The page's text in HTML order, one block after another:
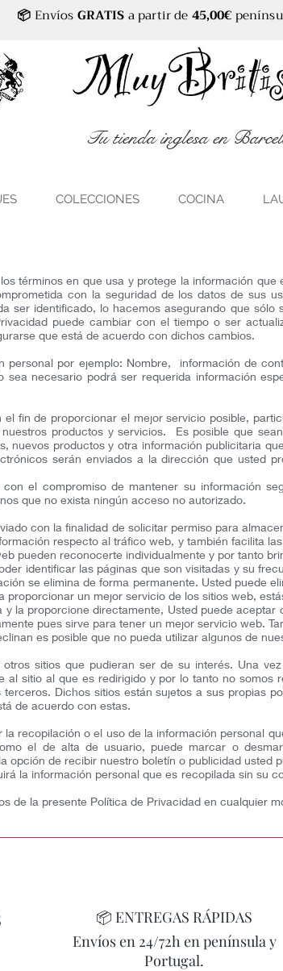
📦 EnvíosGRATISa partir de45,00€
Tu tienda inglesa en
COLECCIONES COCINA
términos en que usa y protege la información
con la seguridad de los datos de sus
ser identificado, lo hacemos asegurando que
puede cambiar con el tiempo o ser
que está de acuerdo con dichos cambios.
personal por ejemplo: Nombre, información de
sea necesario podrá ser requerida información
fin de proporcionar el mejor servicio posible,
productos y servicios. Es posible que
nuevos productos y otra información publicitaria
serán enviados a la dirección que usted
el compromiso de mantener su información
que no exista ningún acceso no autorizado.
con la finalidad de solicitar permiso para
respecto al tráfico web, y también facilita
pueden reconocerte individualmente y por tanto
identificar las páginas que son visitadas y su
se elimina de forma permanente. Usted puede
proporcionar un mejor servicio de los sitios web,
la proporcione directamente, Usted puede
pues sirve para tener un mejor servicio web.
es posible que no pueda utilizar algunos de
sitios que pudieran ser de su interés. Una
al sitio al que es redirigido y por lo tanto no somos
Dichos sitios están sujetos a sus propias
de acuerdo con estas.
recopilación o el uso de la información personal
el de alta de usuario, puede marcar o
de recibir nuestro boletín o publicidad usted
la información personal que es recopilada sin su
de la presente Política de Privacidad en cualquier
📦 ENTREGAS RÁPIDAS
Envíos en 24/72h en península y
Portugal.